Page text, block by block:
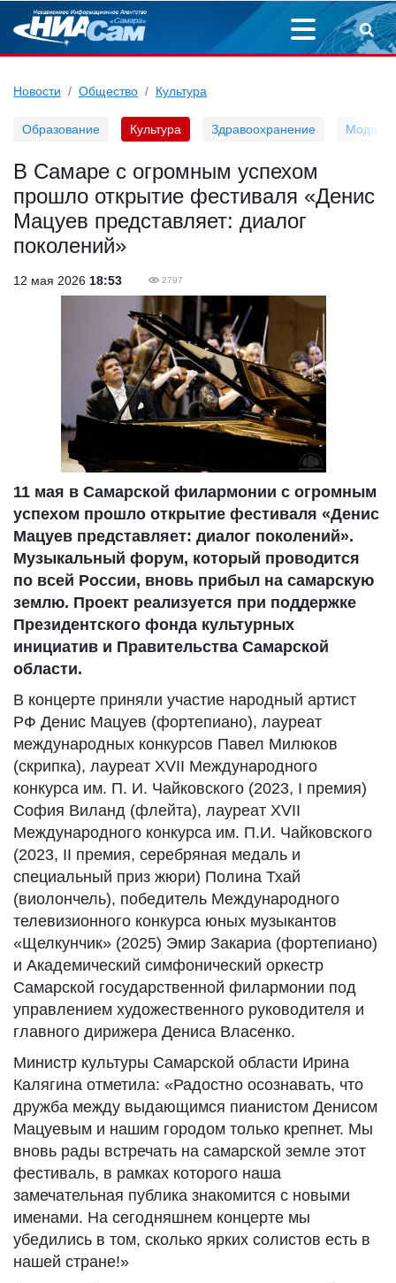
Новости Общество Культура
Образование Культура Здравоохранение Мода
В Самаре с огромным успехом
прошло открытие фестиваля «Денис
Мацуев представляет: диалог
поколений»
12 мая 2026 18:53 2797
11 мая в Самарской филармонии с огромным
успехом прошло открытие фестиваля «Денис
Мацуев представляет: диалог поколений».
Музыкальный форум, который проводится
по всей России, вновь прибыл на самарскую
землю. Проект реализуется при поддержке
Президентского фонда культурных
инициатив и Правительства Самарской
области.
В концерте приняли участие народный артист
РФ Денис Мацуев (фортепиано), лауреат
международных конкурсов Павел Милюков
(скрипка), лауреат XVII Международного
конкурса им. П. И. Чайковского (2023, I премия)
София Виланд (флейта), лауреат XVII
Международного конкурса им. П.И. Чайковского
(2023, II премия, серебряная медаль и
специальный приз жюри) Полина Тхай
(виолончель), победитель Международного
телевизионного конкурса юных музыкантов
«Щелкунчик» (2025) Эмир Закариа (фортепиано)
и Академический симфонический оркестр
Самарской государственной филармонии под
управлением художественного руководителя и
главного дирижера Дениса Власенко.
Министр культуры Самарской области Ирина
Калягина отметила: «Радостно осознавать, что
дружба между выдающимся пианистом Денисом
Мацуевым и нашим городом только крепнет. Мы
вновь рады встречать на самарской земле этот
фестиваль, в рамках которого наша
замечательная публика знакомится с новыми
именами. На сегодняшнем концерте мы
убедились в том, сколько ярких солистов есть в
нашей стране!»